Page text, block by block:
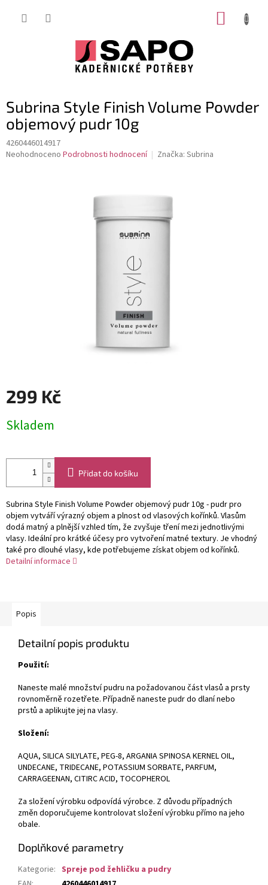
Subrina Style Finish Volume Powder
objemový pudr 10g
4260446014917
Průměrné
Neohodnoceno Podrobnosti hodnocení Značka: Subrina
299 Kč
cena:
Skladem
Přidat do košíku
Subrina Style Finish Volume Powder objemový pudr 10g - pudr pro
objem vytváří výrazný objem a plnost od vlasových kořínků. Vlasům
dodá matný a plnější vzhled tím, že zvyšuje tření mezi jednotlivými
vlasy. Ideální pro krátké účesy pro vytvoření matné textury. Je vhodný
také pro dlouhé vlasy, kde potřebujeme získat objem od kořínků.
Detailní informace
Popis
Detailní popis produktu
Použití:
Naneste malé množství pudru na požadovanou část vlasů a prsty
rovnoměrně rozetřete. Případně naneste pudr do dlaní nebo
prstů a aplikujte jej na vlasy.
Složení:
AQUA, SILICA SILYLATE, PEG-8, ARGANIA SPINOSA KERNEL OIL,
UNDECANE, TRIDECANE, POTASSIUM SORBATE, PARFUM,
CARRAGEENAN, CITIRC ACID, TOCOPHEROL
Za složení výrobku odpovídá výrobce. Z důvodu případných
změn doporučujeme kontrolovat složení výrobku přímo na jeho
obale.
Doplňkové parametry
Kategorie: Spreje pod žehličku a pudry